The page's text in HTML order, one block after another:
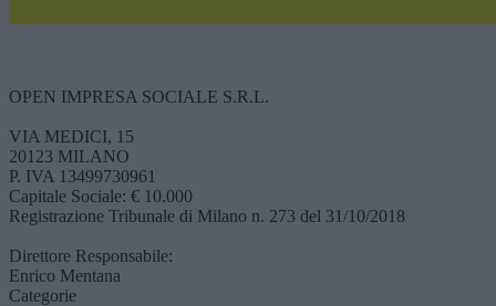
OPEN IMPRESA SOCIALE S.R.L.
VIA MEDICI, 15
20123 MILANO
P. IVA 13499730961
Capitale Sociale: € 10.000
Registrazione Tribunale di Milano n. 273 del 31/10/2018
Direttore Responsabile:
Enrico Mentana
Categorie